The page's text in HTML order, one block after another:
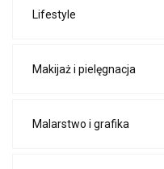
Lifestyle
Makijaż i pielęgnacja
Malarstwo i grafika